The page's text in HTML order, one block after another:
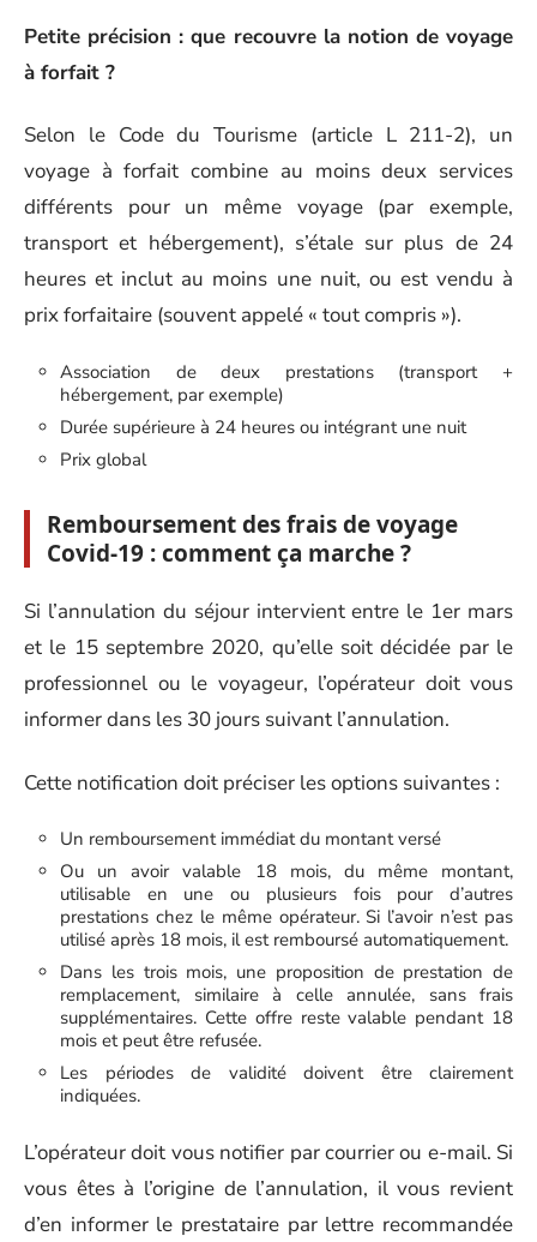
Petite précision : que recouvre la notion de voyage
à forfait ?
Selon le Code du Tourisme (article L 211-2), un
voyage à forfait combine au moins deux services
différents pour un même voyage (par exemple,
transport et hébergement), s’étale sur plus de 24
heures et inclut au moins une nuit, ou est vendu à
prix forfaitaire (souvent appelé « tout compris »).
Association de deux prestations (transport +
hébergement, par exemple)
Durée supérieure à 24 heures ou intégrant une nuit
Prix global
Remboursement des frais de voyage
Covid-19 : comment ça marche ?
Si l’annulation du séjour intervient entre le 1er mars
et le 15 septembre 2020, qu’elle soit décidée par le
professionnel ou le voyageur, l’opérateur doit vous
informer dans les 30 jours suivant l’annulation.
Cette notification doit préciser les options suivantes :
Un remboursement immédiat du montant versé
Ou un avoir valable 18 mois, du même montant,
utilisable en une ou plusieurs fois pour d’autres
prestations chez le même opérateur. Si l’avoir n’est pas
utilisé après 18 mois, il est remboursé automatiquement.
Dans les trois mois, une proposition de prestation de
remplacement, similaire à celle annulée, sans frais
supplémentaires. Cette offre reste valable pendant 18
mois et peut être refusée.
Les périodes de validité doivent être clairement
indiquées.
L’opérateur doit vous notifier par courrier ou e-mail. Si
vous êtes à l’origine de l’annulation, il vous revient
d’en informer le prestataire par lettre recommandée